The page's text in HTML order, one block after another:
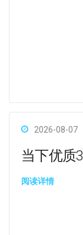
2026-08-07
当下优质
阅读详情